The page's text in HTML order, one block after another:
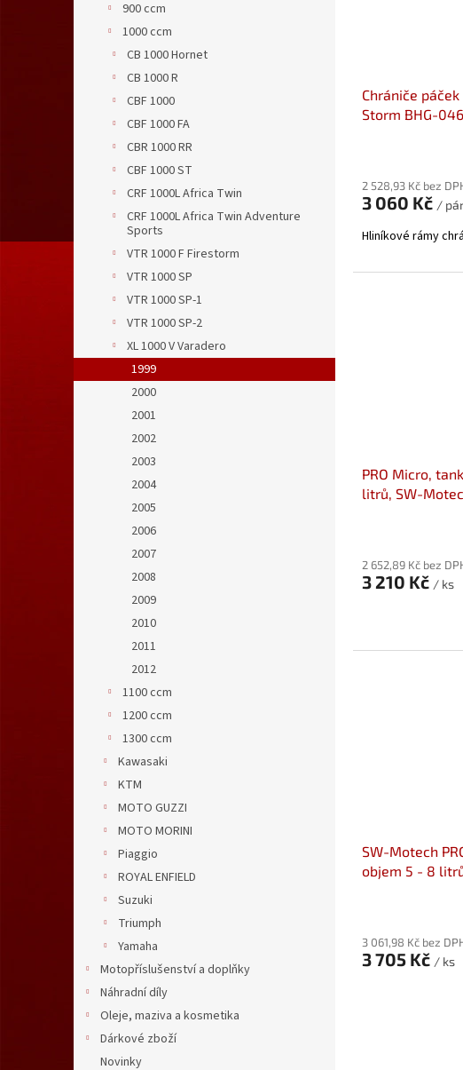
900 ccm
1000 ccm
CB 1000 Hornet
CB 1000 R
CBF 1000
CBF 1000 FA
CBR 1000 RR
CBF 1000 ST
CRF 1000L Africa Twin
CRF 1000L Africa Twin Adventure
Sports
VTR 1000 F Firestorm
VTR 1000 SP
VTR 1000 SP-1
VTR 1000 SP-2
XL 1000 V Varadero
1999
2000
2001
2002
2003
2004
2005
2006
2007
2008
2009
2010
2011
2012
1100 ccm
1200 ccm
1300 ccm
Kawasaki
KTM
MOTO GUZZI
MOTO MORINI
Piaggio
ROYAL ENFIELD
Suzuki
Triumph
Yamaha
Motopříslušenství a doplňky
Náhradní díly
Oleje, maziva a kosmetika
Dárkové zboží
Novinky
Chrániče
Storm BHG-
2 528,93 Kč bez
3 060 Kč /
Hliníkové rámy
PRO Micro,
litrů, SW-
2 652,89 Kč bez
3 210 Kč / ks
SW-Motech
objem 5 - 8
3 061,98 Kč bez
3 705 Kč / ks